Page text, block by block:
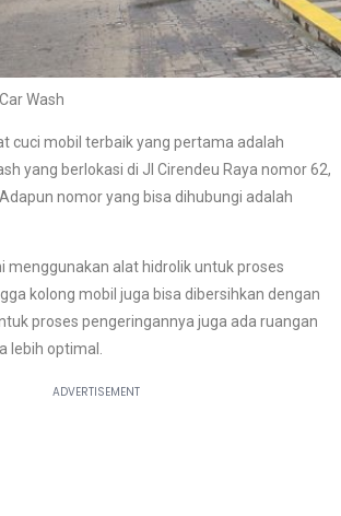
Wash
cuci mobil terbaik yang pertama adalah
yang berlokasi di Jl Cirendeu Raya nomor 62,
nomor yang bisa dihubungi adalah
menggunakan alat hidrolik untuk proses
kolong mobil juga bisa dibersihkan dengan
proses pengeringannya juga ada ruangan
lebih optimal.